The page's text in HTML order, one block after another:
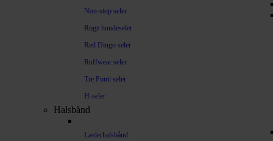
Non-stop seler
Rogz hundeseler
Red Dingo seler
Ruffwear seler
Tre Ponti seler
H-seler
Halsbånd
Læderhalsbånd